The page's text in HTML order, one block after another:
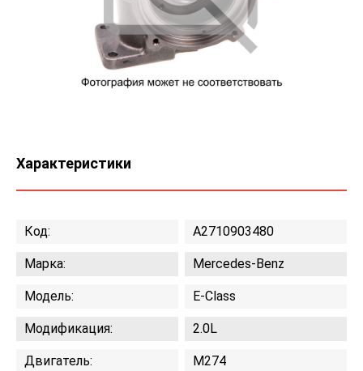
Характеристики
Код: A2710903480
Марка: Mercedes-Benz
Модель: E-Class
Модификация: 2.0L
Двигатель: M274